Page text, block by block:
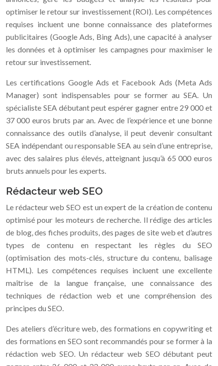
optimiser le retour sur investissement (ROI). Les compétences
requises incluent une bonne connaissance des plateformes
publicitaires (Google Ads, Bing Ads), une capacité à analyser
les données et à optimiser les campagnes pour maximiser le
retour sur investissement.
Les certifications Google Ads et Facebook Ads (Meta Ads
Manager) sont indispensables pour se former au SEA. Un
spécialiste SEA débutant peut espérer gagner entre 29 000 et
37 000 euros bruts par an. Avec de l’expérience et une bonne
connaissance des outils d’analyse, il peut devenir consultant
SEA indépendant ou responsable SEA au sein d’une entreprise,
avec des salaires plus élevés, atteignant jusqu’à 65 000 euros
bruts annuels pour les experts.
Rédacteur web SEO
Le rédacteur web SEO est un expert de la création de contenu
optimisé pour les moteurs de recherche. Il rédige des articles
de blog, des fiches produits, des pages de site web et d’autres
types de contenu en respectant les règles du SEO
(optimisation des mots-clés, structure du contenu, balisage
HTML). Les compétences requises incluent une excellente
maîtrise de la langue française, une connaissance des
techniques de rédaction web et une compréhension des
principes du SEO.
Des ateliers d’écriture web, des formations en copywriting et
des formations en SEO sont recommandés pour se former à la
rédaction web SEO. Un rédacteur web SEO débutant peut